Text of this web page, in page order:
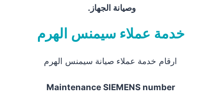
وصيانة الجهاز.
خدمة عملاء سيمنس الهرم
ارقام خدمة عملاء صيانة سيمنس الهرم
Maintenance SIEMENS number